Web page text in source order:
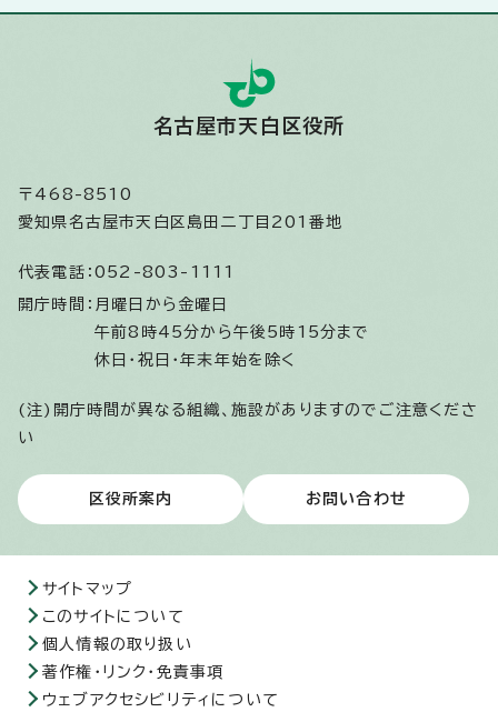
名古屋市天白区役所
〒468-8510
愛知県名古屋市天白区島田二丁目201番地
代表電話： 052-803-1111
開庁時間： 月曜日から金曜日
午前8時45分から午後5時15分まで
休日・祝日・年末年始を除く
(注)開庁時間が異なる組織、施設がありますのでご注意くださ
い
区役所案内 お問い合わせ
サイトマップ
このサイトについて
個人情報の取り扱い
著作権・リンク・免責事項
ウェブアクセシビリティについて